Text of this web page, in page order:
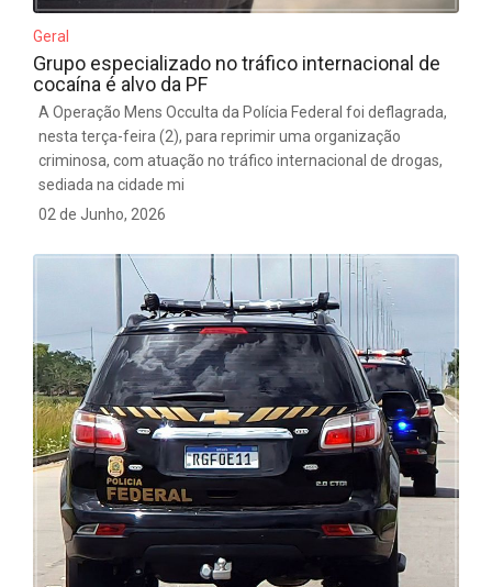
Geral
Grupo especializado no tráfico internacional de
cocaína é alvo da PF
A Operação Mens Occulta da Polícia Federal foi deflagrada,
nesta terça-feira (2), para reprimir uma organização
criminosa, com atuação no tráfico internacional de drogas,
sediada na cidade mi
02 de Junho, 2026